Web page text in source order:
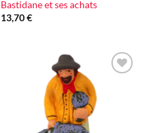
Bastidane et ses achats
13,70€